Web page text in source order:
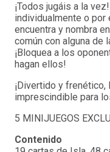
¡Todos jugáis a la
individualmente o por
encuentra y nombra
común con alguna de
¡Bloquea a los
hagan ellos!
¡Divertido y frenético,
imprescindible para
5 MINIJUEGOS
Contenido